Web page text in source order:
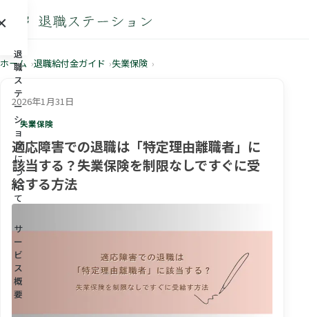
退
職
ス
テ
ー
シ
ョ
ン
に
つ
い
て
サ
ー
ビ
ス
概
要
ホーム 退職給付金ガイド 失業保険
2026年1月31日
失業保険
適応障害での退職は「特定理由離職者」に
該当する？失業保険を制限なしですぐに受
給する方法